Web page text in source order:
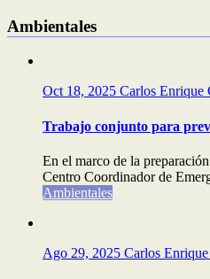
Ambientales
Oct 18, 2025 Carlos Enrique
Trabajo conjunto para
En el marco de la
Centro Coordinador de
Ambientales
Ago 29, 2025 Carlos